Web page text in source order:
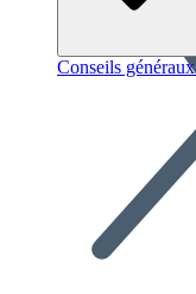
Conseils généraux